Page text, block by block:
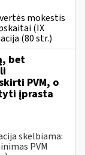
mokestis
(IX
(80 str.)
bet
PVM, o
įprasta
skelbiama:
PVM